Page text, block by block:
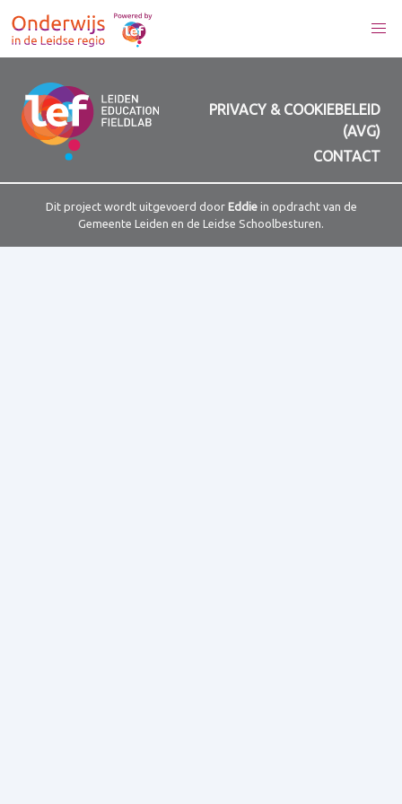
PRIVACY & COOKIEBELEID
(AVG)
CONTACT
Dit project wordt uitgevoerd door Eddiein opdracht van de
Gemeente Leiden en de Leidse Schoolbesturen.